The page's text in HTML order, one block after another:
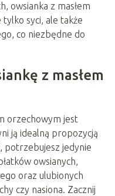
owsianka z masłem
syci, ale także
co niezbędne do
z masłem
orzechowym jest
ją idealną propozycją
potrzebujesz jedynie
owsianych,
oraz ulubionych
czy nasiona. Zacznij